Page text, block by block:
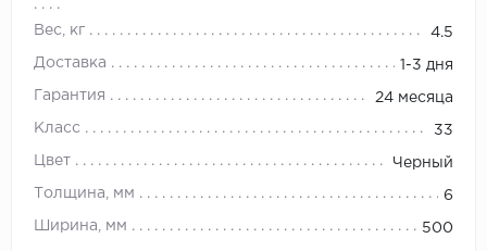
Вес, кг 4.5
Доставка 1-3 дня
Гарантия 24 месяца
Класс 33
Цвет Черный
Толщина, мм 6
Ширина, мм 500